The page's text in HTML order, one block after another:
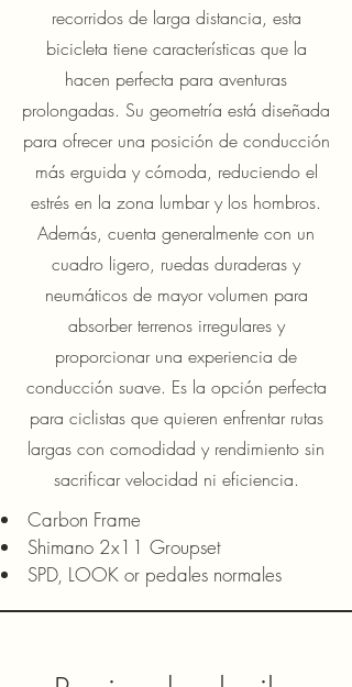
recorridos de larga distancia, esta
bicicleta tiene características que la
hacen perfecta para aventuras
prolongadas. Su geometría está diseñada
para ofrecer una posición de conducción
más erguida y cómoda, reduciendo el
estrés en la zona lumbar y los hombros.
Además, cuenta generalmente con un
cuadro ligero, ruedas duraderas y
neumáticos de mayor volumen para
absorber terrenos irregulares y
proporcionar una experiencia de
conducción suave. Es la opción perfecta
para ciclistas que quieren enfrentar rutas
largas con comodidad y rendimiento sin
sacrificar velocidad ni eficiencia.
Carbon Frame
Shimano 2x11 Groupset
SPD, LOOK or pedales normales